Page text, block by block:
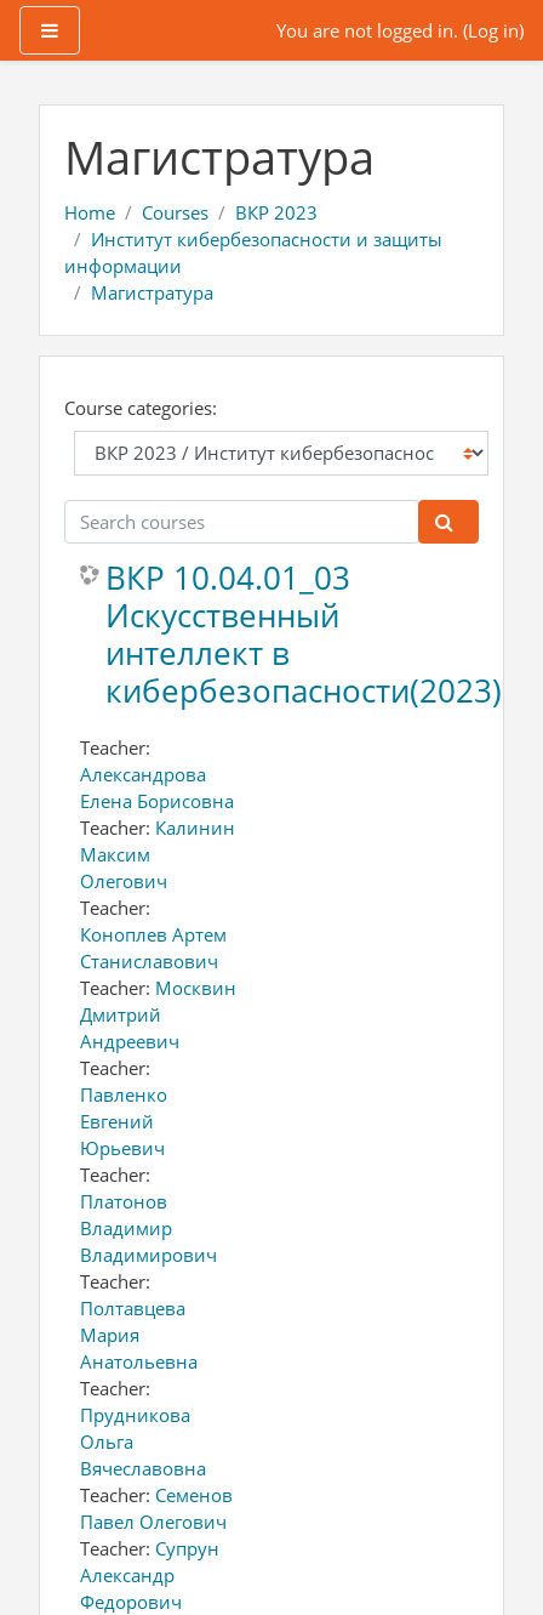
You are not logged in. (Log in)
Магистратура
Home Courses
ВКР 2023
Институт кибербезопасности и защиты
информации
Магистратура
Course categories:
Search courses
ВКР 10.04.01_03
Искусственный
интеллект в
кибербезопасности(2023)
Teacher:
Александрова
Елена Борисовна
Teacher: Калинин
Максим
Олегович
Teacher:
Коноплев Артем
Станиславович
Teacher: Москвин
Дмитрий
Андреевич
Teacher:
Павленко
Евгений
Юрьевич
Teacher:
Платонов
Владимир
Владимирович
Teacher:
Полтавцева
Мария
Анатольевна
Teacher:
Прудникова
Ольга
Вячеславовна
Teacher: Семенов
Павел Олегович
Teacher: Супрун
Александр
Федорович